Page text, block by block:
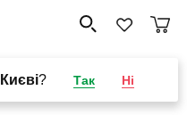
Києві? Так Ні